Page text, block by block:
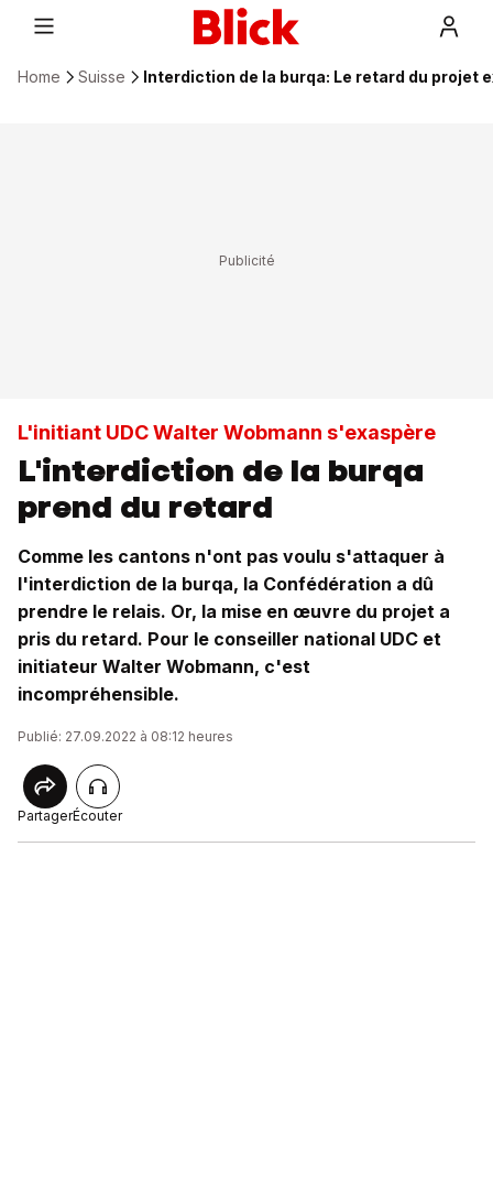
Home Suisse Interdiction de la burqa: Le retard du projet
L'initiant UDC Walter Wobmann s'exaspère
L'interdiction de la burqa
prend du retard
Comme les cantons n'ont pas voulu s'attaquer à
l'interdiction de la burqa, la Confédération a dû
prendre le relais. Or, la mise en œuvre du projet a
pris du retard. Pour le conseiller national UDC et
initiateur Walter Wobmann, c'est
incompréhensible.
Publié: 27.09.2022 à 08:12 heures
PartagerÉcouter